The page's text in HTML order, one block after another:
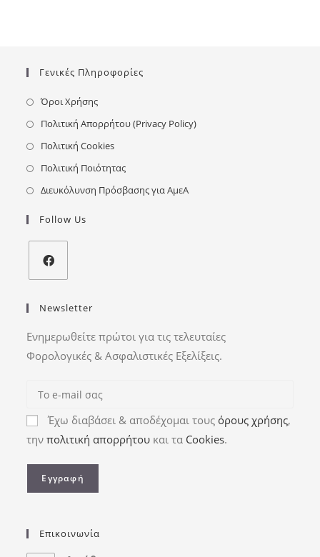
Γενικές Πληροφορίες
Όροι Χρήσης
Πολιτική Απορρήτου (Privacy Policy)
Πολιτική Cookies
Πολιτική Ποιότητας
Διευκόλυνση Πρόσβασης για ΑμεΑ
Follow Us
Newsletter
Ενημερωθείτε πρώτοι για τις τελευταίες
Φορολογικές & Ασφαλιστικές Εξελίξεις.
Έχω διαβάσει & αποδέχομαι τους όρους χρήσης,
τηνπολιτική απορρήτου και τα Cookies.
Επικοινωνία